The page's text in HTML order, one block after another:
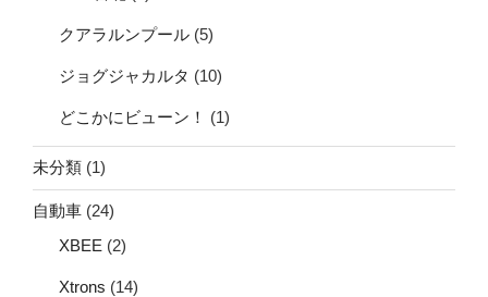
クアラルンプール (5)
ジョグジャカルタ (10)
どこかにビューン！ (1)
未分類 (1)
自動車 (24)
XBEE (2)
Xtrons (14)